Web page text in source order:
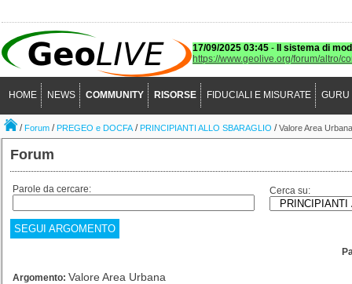
17/09/2025 03:45 -
Il sistema di
https://www.geolive.org/forum/altro/
HOME NEWS COMMUNITY RISORSE FIDUCIALI E MISURATE GURU
/Forum /PREGEO e DOCFA/PRINCIPIANTI ALLO SBARAGLIO /Valore Area Urbana
Forum
Parole da cercare: Cerca su:
SEGUI ARGOMENTO
Argomento: Valore Area Urbana